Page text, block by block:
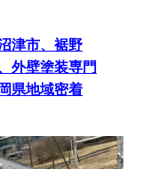
津市、裾野
外壁塗装専門
県地域密着